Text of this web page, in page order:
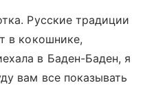
Русские традиции
в кокошнике,
в Баден-Баден, я
вам все показывать